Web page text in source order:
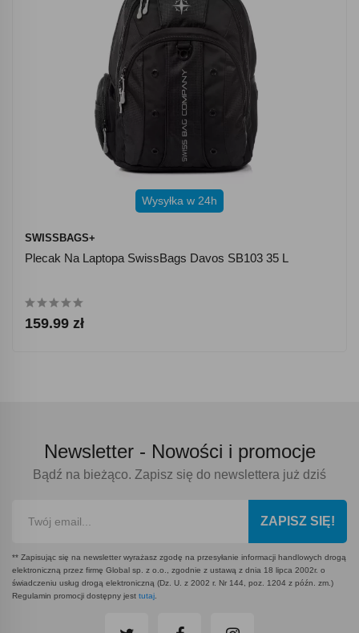
Wysyłka w 24h
SWISSBAGS+
Plecak Na Laptopa SwissBags Davos SB103 35 L
159.99 zł
Newsletter - Nowości i promocje
Bądź na bieżąco. Zapisz się do newslettera już dziś
ZAPISZ SIĘ!
** Zapisując się na newsletter wyrażasz zgodę na przesyłanie informacji handlowych drogą
elektroniczną przez firmę Global sp. z o.o., zgodnie z ustawą z dnia 18 lipca 2002r. o
świadczeniu usług drogą elektroniczną (Dz. U. z 2002 r. Nr 144, poz. 1204 z późn. zm.)
Regulamin promocji dostępny jest tutaj